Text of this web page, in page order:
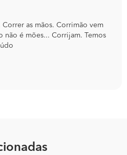
as mãos. Corrimão vem
não é mões... Corrijam. Temos